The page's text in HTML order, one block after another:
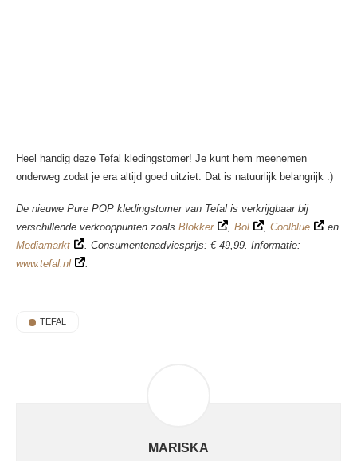
Heel handig deze Tefal kledingstomer! Je kunt hem meenemen
onderweg zodat je era altijd goed uitziet. Dat is natuurlijk belangrijk :)
De nieuwe Pure POP kledingstomer van Tefal is verkrijgbaar bij
verschillende verkooppunten zoals Blokker , Bol , Coolblue
en
Mediamarkt
. Consumentenadviesprijs: € 49,99. Informatie:
www.tefal.nl
.
TEFAL
MARISKA